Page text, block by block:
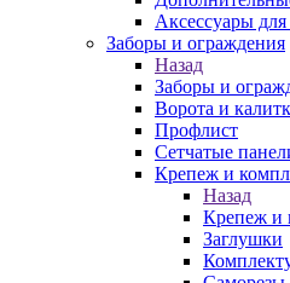
Аксессуары
Заборы и ограждения
Назад
Заборы и
Ворота и
Профлист
Сетчатые
Крепеж и
Назад
Крепеж и
Заглушки